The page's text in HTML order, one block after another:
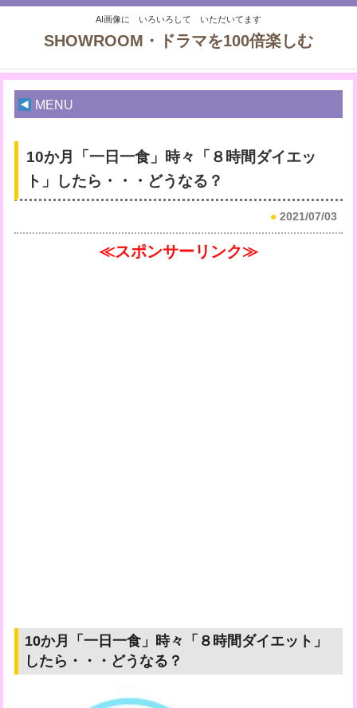
AI画像に いろいろして いただいてます
SHOWROOM・ドラマを100倍楽しむ
MENU
10か月「一日一食」時々「８時間ダイエッ
ト」したら・・・どうなる？
●2021/07/03
≪スポンサーリンク≫
10か月「一日一食」時々「８時間ダイエット」
したら・・・どうなる？